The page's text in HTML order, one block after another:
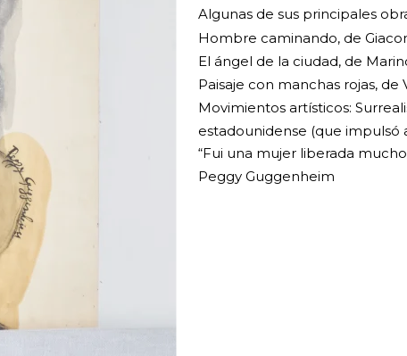
Algunas de sus principales
Hombre caminando, de
El ángel de la ciudad, de
Paisaje con manchas rojas, de
Movimientos artísticos:
estadounidense (que impulsó
“Fui una mujer liberada
Peggy Guggenheim